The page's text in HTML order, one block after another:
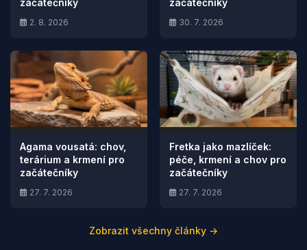
2. 8. 2026 30. 7. 2026
Agama vousatá: chov,
terárium a krmení pro
začátečníky
27. 7. 2026
Fretka jako mazlíček:
péče, krmení a chov pro
začátečníky
27. 7. 2026
Zobrazit všechny články →